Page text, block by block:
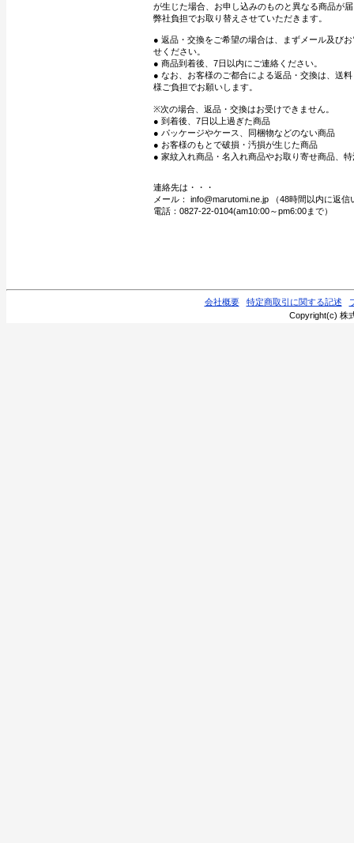
が生じた場合、お申し込みのものと異なる商品が
弊社負担でお取り替えさせていただきます。
● 返品・交換をご希望の場合は、まずメール及び
せください。
● 商品到着後、7日以内にご連絡ください。
● なお、お客様のご都合による返品・交換は、送
様ご負担でお願いします。
※次の場合、返品・交換はお受けできません。
● 到着後、7日以上過ぎた商品
● パッケージやケース、同梱物などのない商品
● お客様のもとで破損・汚損が生じた商品
● 家紋入れ商品・名入れ商品やお取り寄せ商品、
連絡先は・・・
メール： info@marutomi.ne.jp （48時間以内に返信
電話：0827-22-0104(am10:00～pm6:00まで）
会社概要 特定商取引に関する記述
Copyright(c) 株